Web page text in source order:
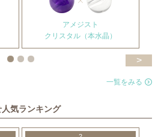
アメジスト
クリスタル（本水晶）
>
一覧をみる
人気ランキング